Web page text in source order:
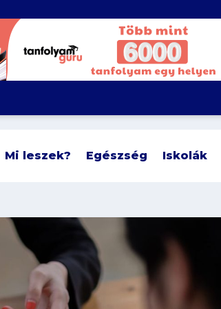
Mi leszek? Egészség Iskolák